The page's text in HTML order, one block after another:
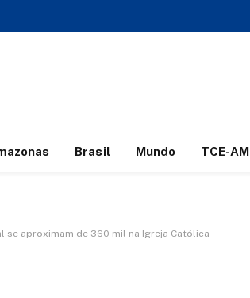
Brasil Mundo TCE-AM
aproximam de 360 mil na Igreja Católica